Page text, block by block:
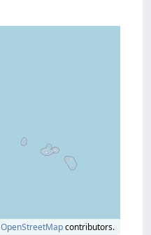
OpenStreetMapcontributors.